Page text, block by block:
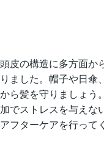
皮の構造に多方面か
ました。帽子や日傘
ら髪を守りましょう
でストレスを与えな
フターケアを行って